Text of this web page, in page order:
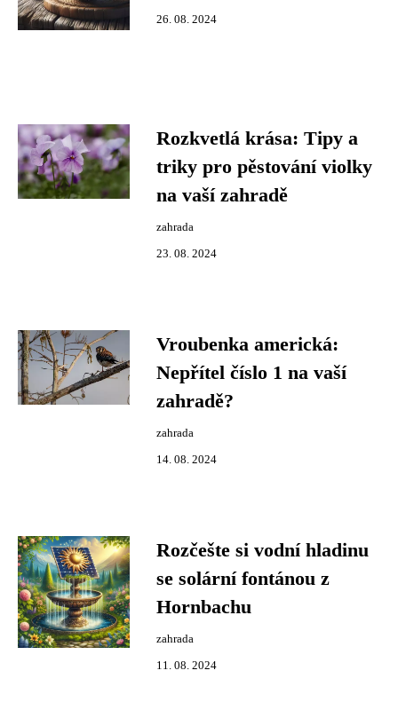
26. 08. 2024
Rozkvetlá krása: Tipy a
triky pro pěstování violky
na vaší zahradě
zahrada
23. 08. 2024
Vroubenka americká:
Nepřítel číslo 1 na vaší
zahradě?
zahrada
14. 08. 2024
Rozčešte si vodní hladinu
se solární fontánou z
Hornbachu
zahrada
11. 08. 2024